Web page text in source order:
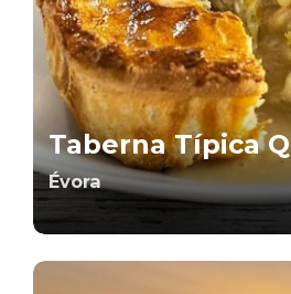
Taberna Típica
Évora